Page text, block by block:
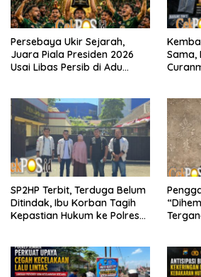
Persebaya Ukir Sejarah,
Juara Piala Presiden 2026
Usai Libas Persib di Adu
Sama,
SP2HP Terbit, Terduga Belum
Ditindak, Ibu Korban Tagih
Kepastian Hukum ke Polres